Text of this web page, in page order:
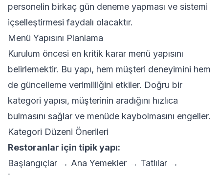
personelin birkaç gün deneme yapması ve sistemi
içselleştirmesi faydalı olacaktır.
Menü Yapısını Planlama
Kurulum öncesi en kritik karar menü yapısını
belirlemektir. Bu yapı, hem müşteri deneyimini hem
de güncelleme verimliliğini etkiler. Doğru bir
kategori yapısı, müşterinin aradığını hızlıca
bulmasını sağlar ve menüde kaybolmasını engeller.
Kategori Düzeni Önerileri
Restoranlar için tipik yapı:
Başlangıçlar → Ana Yemekler → Tatlılar →